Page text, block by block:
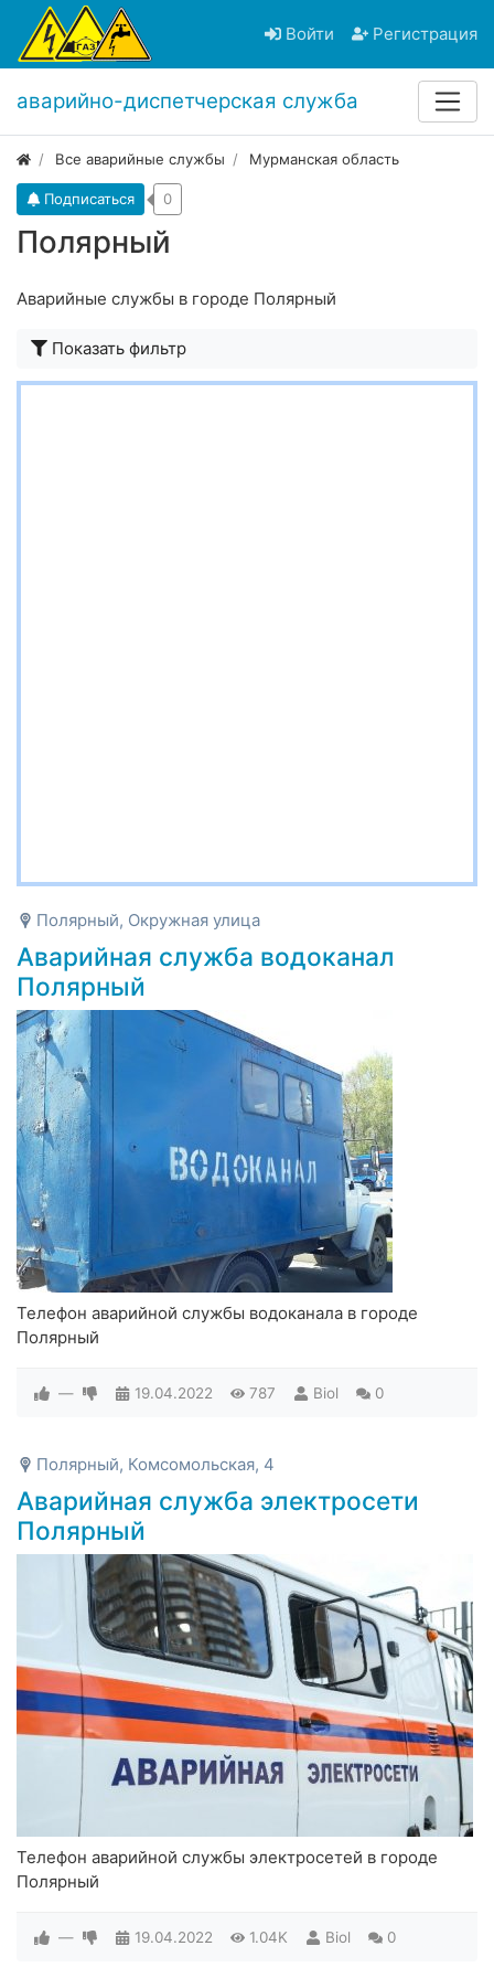
Войти Регистрация
аварийно-диспетчерская служба
Все аварийные службы Мурманская область
Полярный
Подписаться 0
Аварийные службы в городе Полярный
Показать фильтр
Полярный, Окружная улица
Аварийная служба водоканал
Полярный
Телефон аварийной службы водоканала в городе
Полярный
— 19.04.2022 787 Biol 0
Полярный, Комсомольская, 4
Аварийная служба электросети
Полярный
Телефон аварийной службы электросетей в городе
Полярный
— 19.04.2022 1.04K Biol 0